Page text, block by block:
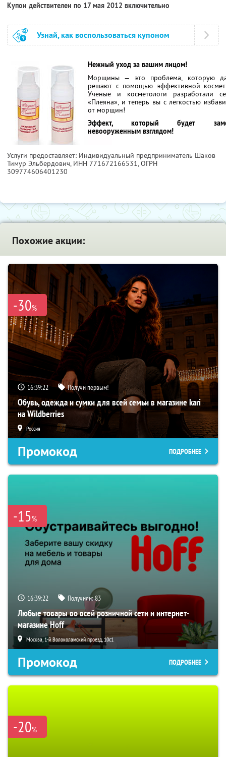
Купон действителен по 17 мая 2012 включительно
Узнай, как воспользоваться купоном
Нежный уход за вашим лицом!
Морщины — это проблема, которую
решают с помощью эффективной
Ученые и косметологи разработали
«Плеяна», и теперь вы с легкостью
от морщин!
Эффект, который будет
невооруженным взглядом!
Услуги предоставляет: Индивидуальный предприниматель Шаков
Тимур Эльбердович, ИНН 771672166531, ОГРН
309774606401230
Похожие акции:
-30%
16:39:20 Получи первым!
Обувь, одежда и сумки для всей семьи в магазине kari
на Wildberries
Россия
Промокод ПОДРОБНЕЕ
-15%
16:39:20 Получили:83
Любые товары во всей розничной сети и интернет-
магазине Hoff
Москва, 1-й Волоколамский проезд, 10с1
Промокод ПОДРОБНЕЕ
-20%